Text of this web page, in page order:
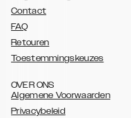
Contact
FAQ
Retouren
Toestemmingskeuzes
OVER ONS
Algemene Voorwaarden
Privacybeleid